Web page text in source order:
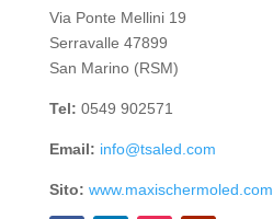
Via Ponte Mellini 19
Serravalle 47899
San Marino (RSM)
Tel: 0549 902571
Email: info@tsaled.com
Sito: www.maxischermoled.com